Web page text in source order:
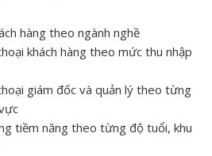
hàng theo ngành nghề
khách hàng theo mức thu nhập
giám đốc và quản lý theo từng
tiềm năng theo từng độ tuổi, khu